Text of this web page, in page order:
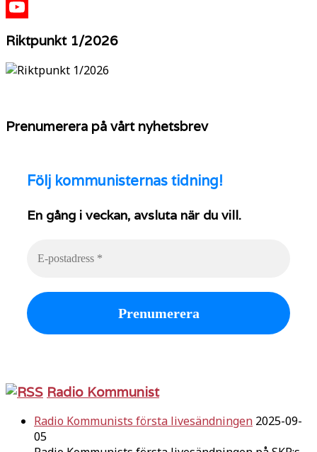
X
Riktpunkt 1/2026
Prenumerera på vårt nyhetsbrev
Följ kommunisternas tidning!
En gång i veckan, avsluta när du vill.
Radio Kommunist
Radio Kommunists första livesändningen 2025-09-
05